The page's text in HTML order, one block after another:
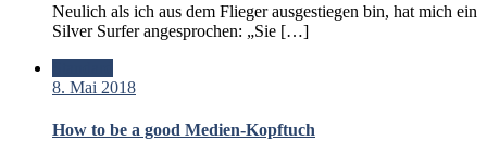
Neulich als ich aus dem Flieger ausgestiegen bin, hat mich ein
Silver Surfer angesprochen: „Sie […]
8. Mai 2018
How to be a good Medien-Kopftuch